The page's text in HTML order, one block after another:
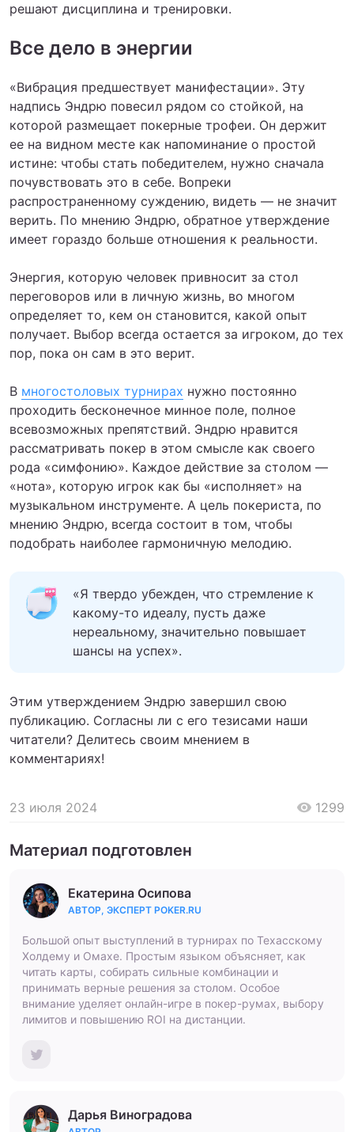
решают дисциплина и тренировки.
Все дело в энергии
«Вибрация предшествует манифестации». Эту
надпись Эндрю повесил рядом со стойкой, на
которой размещает покерные трофеи. Он держит
ее на видном месте как напоминание о простой
истине: чтобы стать победителем, нужно сначала
почувствовать это в себе. Вопреки
распространенному суждению, видеть — не значит
верить. По мнению Эндрю, обратное утверждение
имеет гораздо больше отношения к реальности.
Энергия, которую человек привносит за стол
переговоров или в личную жизнь, во многом
определяет то, кем он становится, какой опыт
получает. Выбор всегда остается за игроком, до тех
пор, пока он сам в это верит.
В многостоловых турнирах нужно постоянно
проходить бесконечное минное поле, полное
всевозможных препятствий. Эндрю нравится
рассматривать покер в этом смысле как своего
рода «симфонию». Каждое действие за столом —
«нота», которую игрок как бы «исполняет» на
музыкальном инструменте. А цель покериста, по
мнению Эндрю, всегда состоит в том, чтобы
подобрать наиболее гармоничную мелодию.
«Я твердо убежден, что стремление к
какому-то идеалу, пусть даже
нереальному, значительно повышает
шансы на успех».
Этим утверждением Эндрю завершил свою
публикацию. Согласны ли с его тезисами наши
читатели? Делитесь своим мнением в
комментариях!
23 июля 2024 1299
Материал подготовлен
Екатерина Осипова
АВТОР, ЭКСПЕРТ POKER.RU
Большой опыт выступлений в турнирах по Техасскому
Холдему и Омахе. Простым языком объясняет, как
читать карты, собирать сильные комбинации и
принимать верные решения за столом. Особое
внимание уделяет онлайн-игре в покер-румах, выбору
лимитов и повышению ROI на дистанции.
Дарья Виноградова